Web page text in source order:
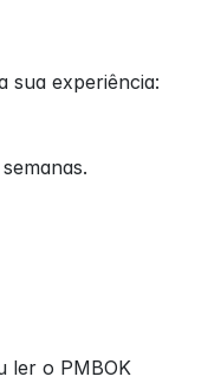
sua experiência:
ler o PMBOK